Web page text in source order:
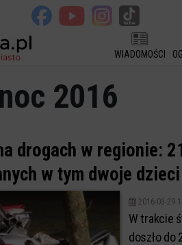
WIADOMOŚCI
2016
drogach w regionie:
w tym dwoje dzieci
2016-03-29
W trakcie
doszło do